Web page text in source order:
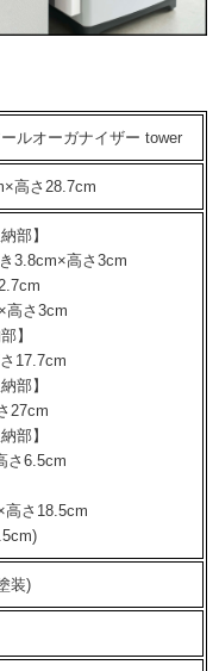
ルオーガナイザー tower
高さ28.7cm
部】
3.8cm×高さ3cm
高さ3cm
】
17.7cm
部】
27cm
部】
さ6.5cm
高さ18.5cm
装)